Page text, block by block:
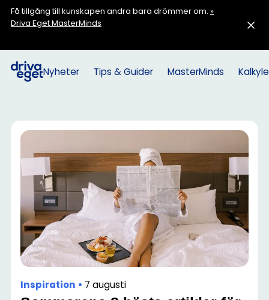
Få tillgång till kunskapen andra bara drömmer om. »
Driva Eget MasterMinds
Nyheter Tips & Guider MasterMinds
Inspiration • 7 augusti